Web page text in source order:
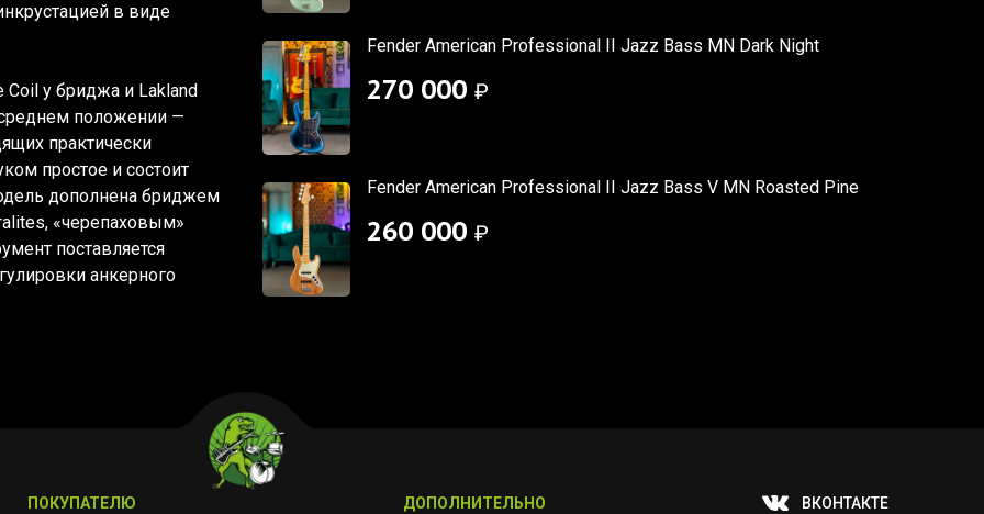
в виде
Coil у бриджа и Lakland
положении —
практически
простое и состоит
дополнена бриджем
«черепаховым»
поставляется
анкерного
Fender American Professional II Jazz Bass MN Dark Night
270 000 ₽
Fender American Professional II Jazz Bass V MN Roasted Pine
260 000 ₽
ПОКУПАТЕЛЮ ДОПОЛНИТЕЛЬНО ВКОНТАКТЕ